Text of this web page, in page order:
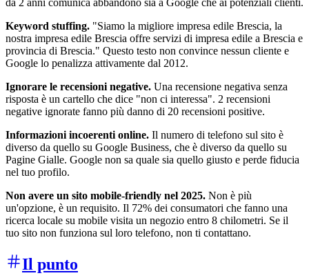
da 2 anni comunica abbandono sia a Google che ai potenziali clienti.
Keyword stuffing. "Siamo la migliore impresa edile Brescia, la
nostra impresa edile Brescia offre servizi di impresa edile a Brescia e
provincia di Brescia." Questo testo non convince nessun cliente e
Google lo penalizza attivamente dal 2012.
Ignorare le recensioni negative. Una recensione negativa senza
risposta è un cartello che dice "non ci interessa". 2 recensioni
negative ignorate fanno più danno di 20 recensioni positive.
Informazioni incoerenti online. Il numero di telefono sul sito è
diverso da quello su Google Business, che è diverso da quello su
Pagine Gialle. Google non sa quale sia quello giusto e perde fiducia
nel tuo profilo.
Non avere un sito mobile-friendly nel 2025. Non è più
un'opzione, è un requisito. Il 72% dei consumatori che fanno una
ricerca locale su mobile visita un negozio entro 8 chilometri. Se il
tuo sito non funziona sul loro telefono, non ti contattano.
Il punto